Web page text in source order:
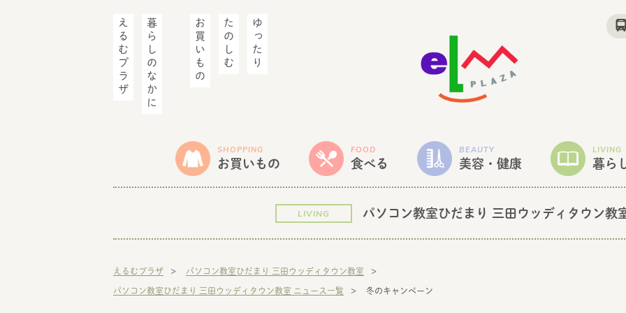
ゆったり
たのしむ
お買いもの
暮らしのなかに
えるむプラザ
SHOPPING
お買いもの
FOOD
食べる
BEAUTY
美容・健康
LIVING
暮ら
LIVING パソコン教室ひだまり 三田ウッディタウン教
えるむプラザ パソコン教室ひだまり 三田ウッディタウン教室
パソコン教室ひだまり 三田ウッディタウン教室 ニュース一覧 冬のキャンペーン